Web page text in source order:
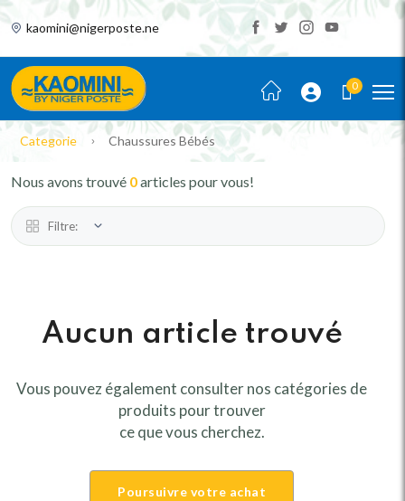
kaomini@nigerposte.ne
0
Categorie Chaussures Bébés
Nous avons trouvé 0articles pour vous!
Filtre:
Aucun article trouvé
Vous pouvez également consulter nos catégories de
produits pour trouver
ce que vous cherchez.
Poursuivre votre achat